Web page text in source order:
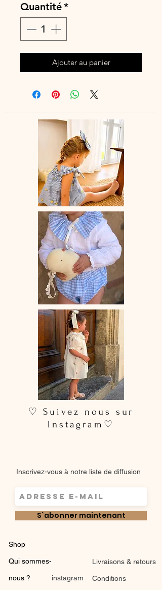
Quantité*
Ajouter au panier
♡ Suivez nous sur
Instagram♡
Inscrivez-vous à notre liste de diffusion
S`abonner maintenant
Shop
Qui sommes-
nous ? instagram
Livraisons & retours
Conditions